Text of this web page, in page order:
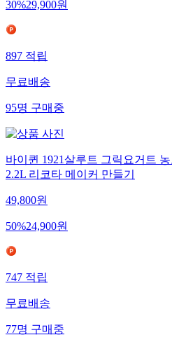
30%29,900원
897적립
무료배송
95명구매중
바이퀸 1921살루트 그릭요거트
2.2L 리코타 메이커 만들기
49,800원
50%24,900원
747적립
무료배송
77명구매중